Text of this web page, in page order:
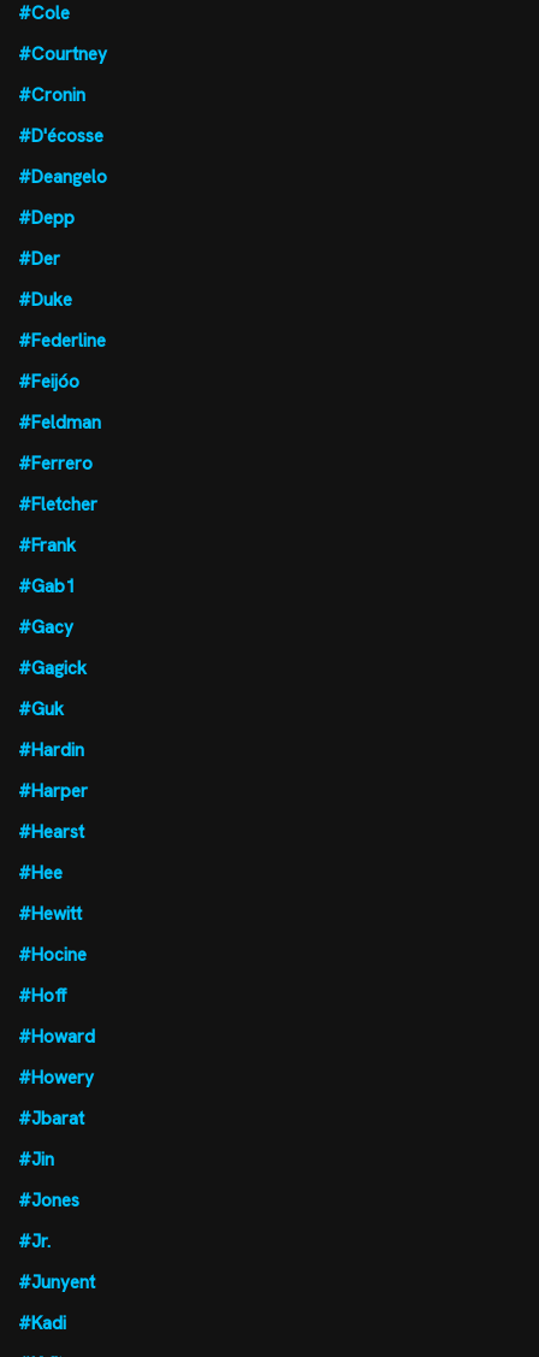
#Cole
#Courtney
#Cronin
#D'écosse
#Deangelo
#Depp
#Der
#Duke
#Federline
#Feijóo
#Feldman
#Ferrero
#Fletcher
#Frank
#Gab1
#Gacy
#Gagick
#Guk
#Hardin
#Harper
#Hearst
#Hee
#Hewitt
#Hocine
#Hoff
#Howard
#Howery
#Jbarat
#Jin
#Jones
#Jr.
#Junyent
#Kadi